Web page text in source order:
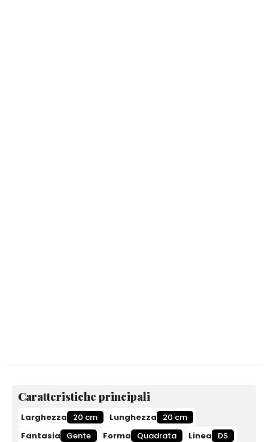
Caratteristiche principali
Larghezza 20 cm Lunghezza
20 cm
Fantasia
Gente Forma Quadrata Linea
DS